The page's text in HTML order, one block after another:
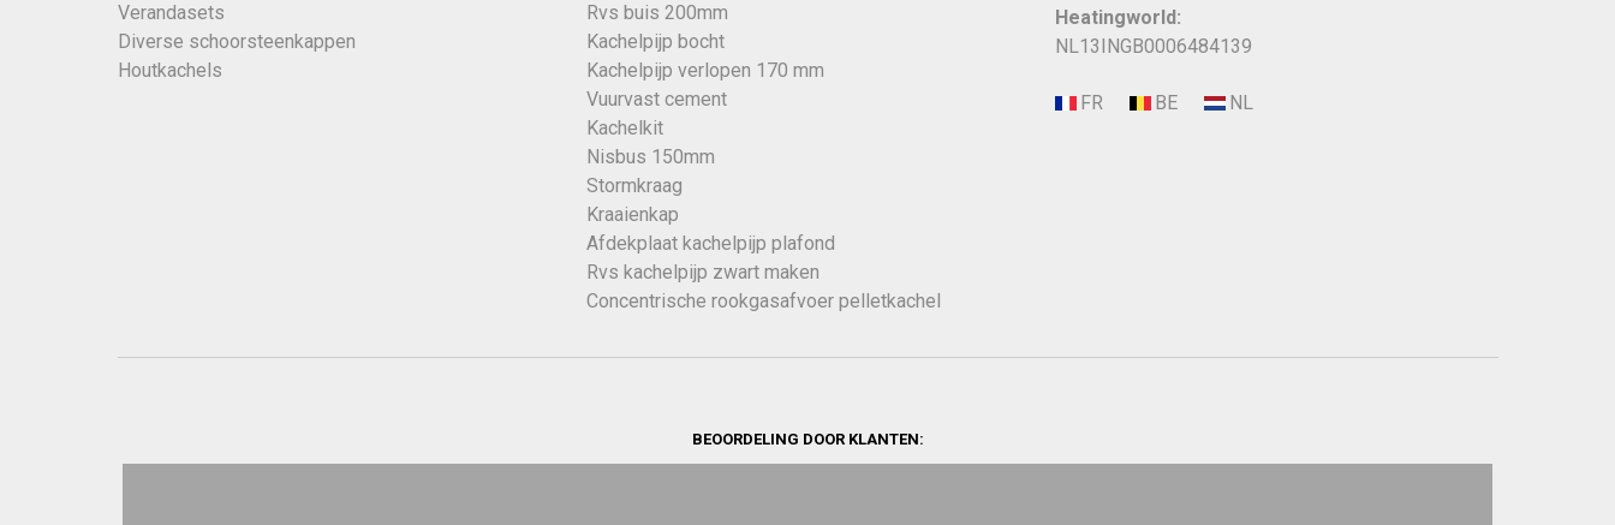
Verandasets
Diverse schoorsteenkappen
Houtkachels
Rvs buis 200mm
Kachelpijp bocht
Kachelpijp verlopen 170 mm
Vuurvast cement
Kachelkit
Nisbus 150mm
Stormkraag
Kraaienkap
Afdekplaat kachelpijp plafond
Rvs kachelpijp zwart maken
Concentrische rookgasafvoer pelletkachel
Heatingworld:
NL13INGB0006484139
BEOORDELING DOOR KLANTEN: